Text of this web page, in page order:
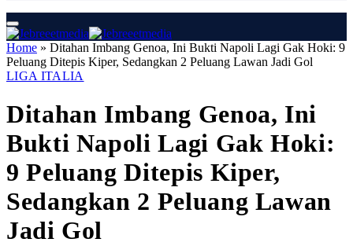
Home » Ditahan Imbang Genoa, Ini Bukti Napoli Lagi Gak Hoki: 9
Peluang Ditepis Kiper, Sedangkan 2 Peluang Lawan Jadi Gol
LIGA ITALIA
Ditahan Imbang Genoa, Ini
Bukti Napoli Lagi Gak Hoki:
9 Peluang Ditepis Kiper,
Sedangkan 2 Peluang Lawan
Jadi Gol